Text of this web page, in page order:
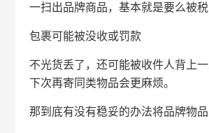
一扫出品牌商品，基本就是要么被税
包裹可能被没收或罚款
不光货丢了，还可能被收件人背上一
下次再寄同类物品会更麻烦。
那到底有没有稳妥的办法将品牌物品